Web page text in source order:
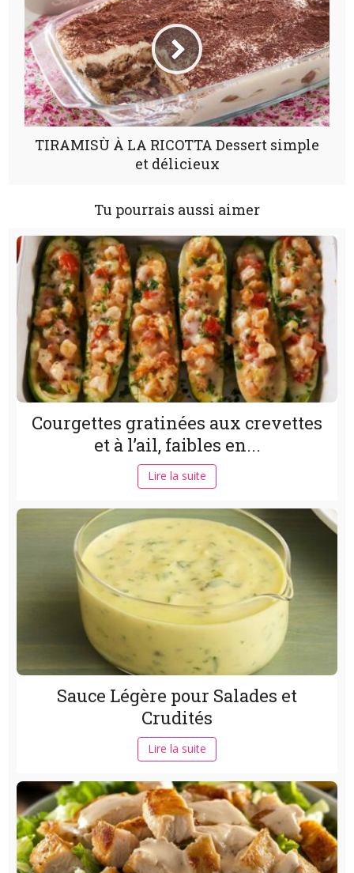
TIRAMISÙ À LA RICOTTA Dessert simple
et délicieux
Tu pourrais aussi aimer
Courgettes gratinées aux crevettes
et à l’ail, faibles en...
Lire la suite
Sauce Légère pour Salades et
Crudités
Lire la suite